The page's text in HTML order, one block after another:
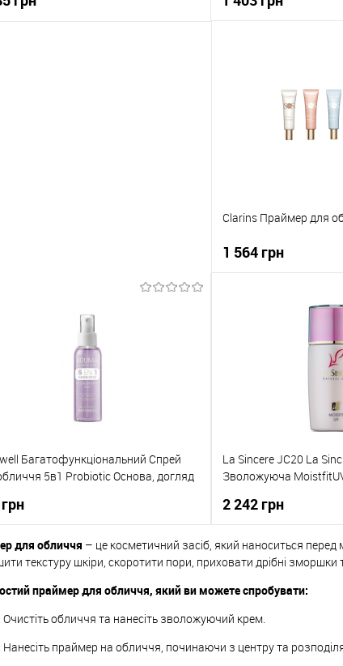
Купити в 1 клік
До обраного
Clarins Праймер для
1 564 грн
Купити в 1 клік
Багатофункціональний Спрей
5в1 Probiotic Основа, догляд
До кошика
в 1 клік
До порівняння
обраного
В наявності
La Sincere JC20 La
Зволожуюча
2 242 грн
До
Купити в 1 клік
До обраного
для обличчя – це косметичний засіб, який наноситься
текстуру шкіри, скоротити пори, приховати дрібні зморшки
праймер для обличчя, який ви можете спробувати:
Очистіть обличчя та нанесіть зволожуючий крем.
Нанесіть праймер на обличчя, починаючи з центру та